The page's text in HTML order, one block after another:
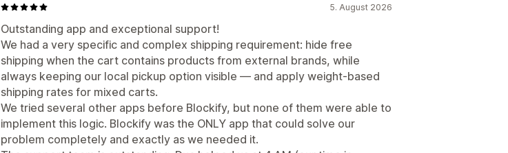
5. August 2026
Outstanding app and exceptional support!
We had a very specific and complex shipping requirement: hide free
shipping when the cart contains products from external brands, while
always keeping our local pickup option visible — and apply weight-based
shipping rates for mixed carts.
We tried several other apps before Blockify, but none of them were able to
implement this logic. Blockify was the ONLY app that could solve our
problem completely and exactly as we needed it.